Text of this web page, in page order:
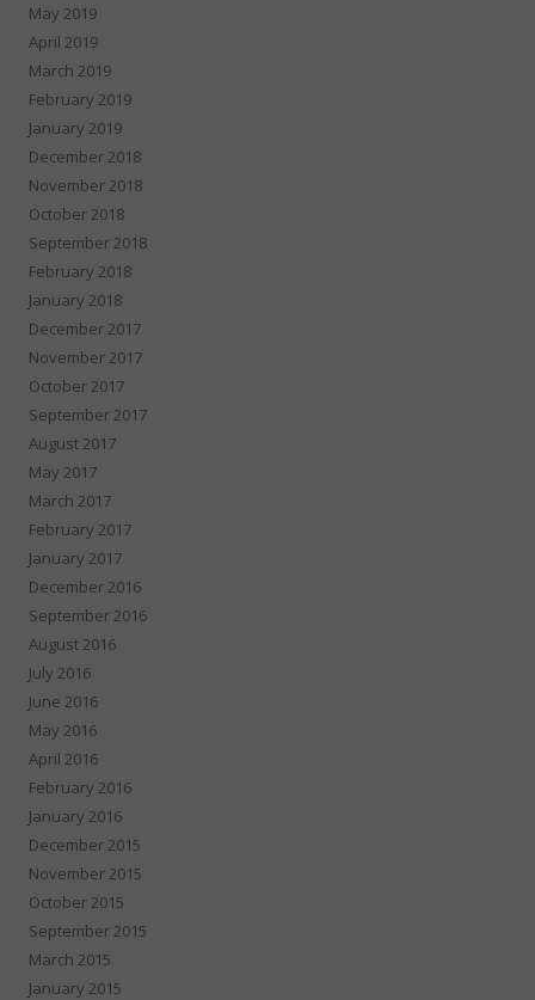
May 2019
April 2019
March 2019
February 2019
January 2019
December 2018
November 2018
October 2018
September 2018
February 2018
January 2018
December 2017
November 2017
October 2017
September 2017
August 2017
May 2017
March 2017
February 2017
January 2017
December 2016
September 2016
August 2016
July 2016
June 2016
May 2016
April 2016
February 2016
January 2016
December 2015
November 2015
October 2015
September 2015
March 2015
January 2015